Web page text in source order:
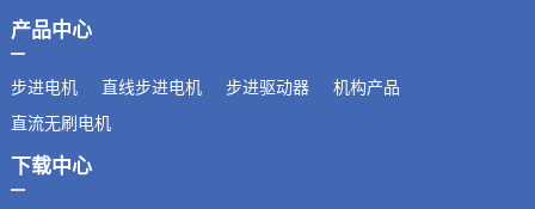
产品中心
步进电机 直线步进电机 步进驱动器
机构产品
直流无刷电机
下载中心